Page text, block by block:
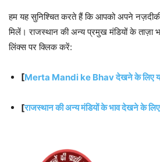
हम यह सुनिश्चित करते हैं कि आपको अपने
मिलें। राजस्थान की अन्य प्रमुख मंडियों के ताज़ा
लिंक्स पर क्लिक करें:
[Merta Mandi ke Bhav देखने के लिए
[राजस्थान की अन्य मंडियों के भाव देखने के